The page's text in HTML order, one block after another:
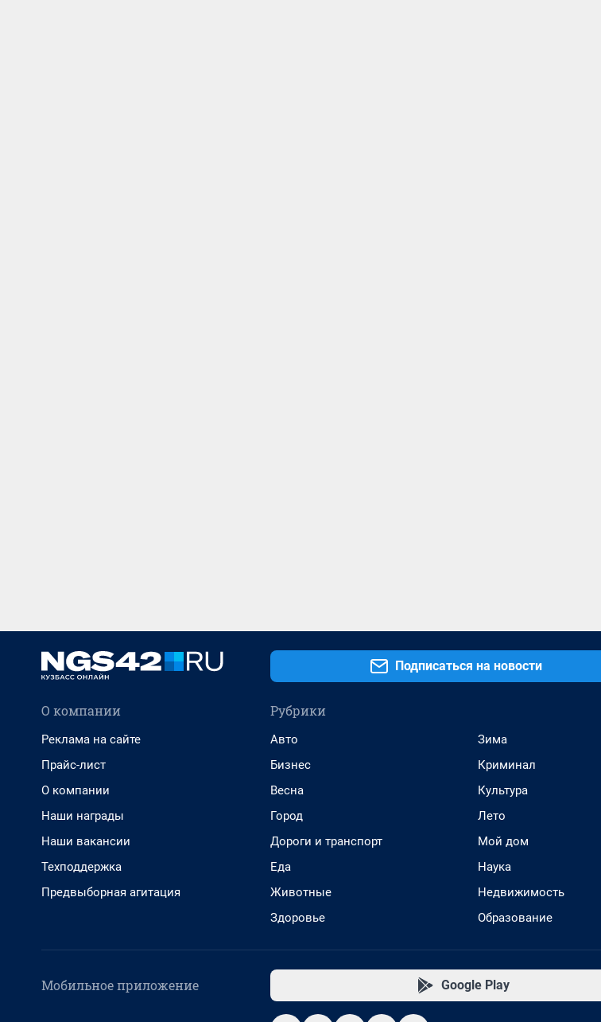
Подписаться на новости
О компании
Реклама на сайте
Прайс-лист
О компании
Наши награды
Наши вакансии
Техподдержка
Предвыборная агитация
Рубрики
Авто
Бизнес
Весна
Город
Дороги и транспорт
Еда
Животные
Здоровье
Зима
Криминал
Культура
Лето
Мой дом
Наука
Недвижимость
Образование
Мобильное приложение Google Play